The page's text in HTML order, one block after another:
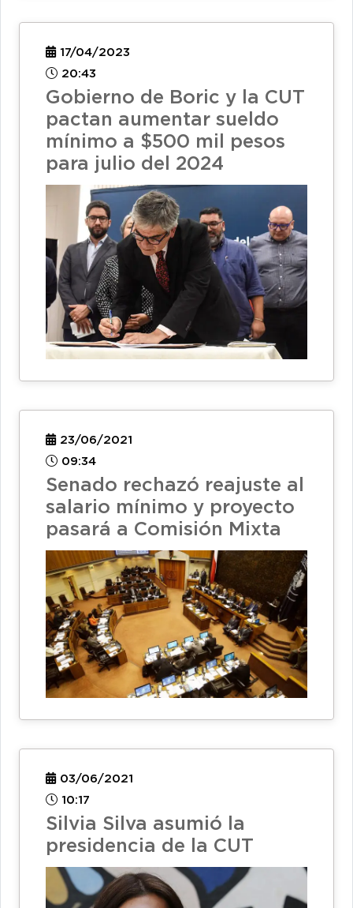
17/04/2023
20:43
Gobierno de Boric y la CUT
pactan aumentar sueldo
mínimo a $500 mil pesos
para julio del 2024
23/06/2021
09:34
Senado rechazó reajuste al
salario mínimo y proyecto
pasará a Comisión Mixta
03/06/2021
10:17
Silvia Silva asumió la
presidencia de la CUT